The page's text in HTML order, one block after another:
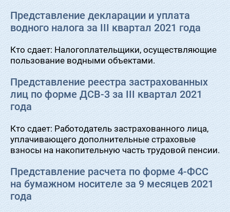
Представление декларации и уплата
водного налога за III квартал 2021 года
Кто сдает: Налогоплательщики, осуществляющие
пользование водными объектами.
Представление реестра застрахованных
лиц по форме ДСВ-3 за III квартал 2021
года
Кто сдает: Работодатель застрахованного лица,
уплачивающего дополнительные страховые
взносы на накопительную часть трудовой пенсии.
Представление расчета по форме 4-ФСС
на бумажном носителе за 9 месяцев 2021
года